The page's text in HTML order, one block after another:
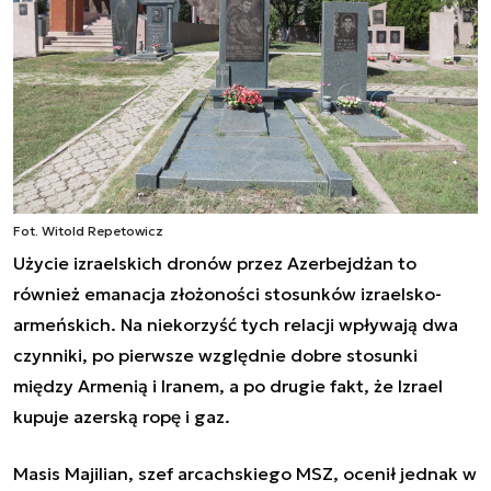
Fot. Witold Repetowicz
Użycie izraelskich dronów przez Azerbejdżan to
również emanacja złożoności stosunków izraelsko-
armeńskich. Na niekorzyść tych relacji wpływają dwa
czynniki, po pierwsze względnie dobre stosunki
między Armenią i Iranem, a po drugie fakt, że Izrael
kupuje azerską ropę i gaz.
Masis Majilian, szef arcachskiego MSZ, ocenił jednak w